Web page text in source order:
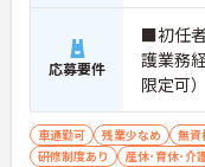
応募要件
■初任
護業務
限定可）
車通勤可 残業少なめ 無資
研修制度あり
産休･育休･介